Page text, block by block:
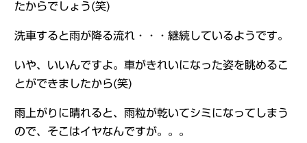
たからでしょう(笑)
洗車すると雨が降る流れ・・・継続しているようです。
いや、いいんですよ。車がきれいになった姿を眺めるこ
とができましたから(笑)
雨上がりに晴れると、雨粒が乾いてシミになってしまう
ので、そこはイヤなんですが。。。